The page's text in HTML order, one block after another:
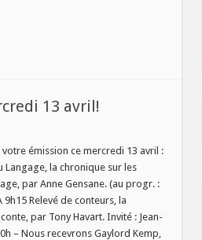
13 avril!
émission ce mercredi 13 avril :
Langage, la chronique sur les
par Anne Gensane. (au progr. :
9h15 Relevé de conteurs, la
par Tony Havart. Invité : Jean-
– Nous recevrons Gaylord Kemp,